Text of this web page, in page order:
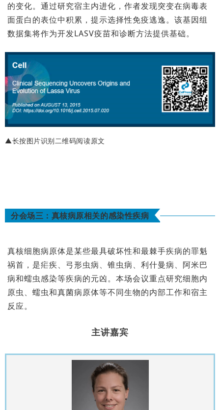
的变化。通过研究宿主内进化，作者发现突变在病毒表
面蛋白的表位中积累，提示选择性免疫逃逸。该基因组
数据集将作为开发LASV疫苗和诊断方法提供基础。
▲长按图片识别二维码阅读原文
分会场三：真核病原相关的感染性疾病
真核细胞病原体是某些最具破坏性和最棘手疾病的罪魁
祸首，是疟疾、弓形虫病、锥虫病、利什曼病、阿米巴
病和蠕虫感染等疾病的元凶。本场会议重点研究细胞内
原虫、蠕虫和真菌病原体等不同生物的内部工作和宿主
反应。
主讲嘉宾